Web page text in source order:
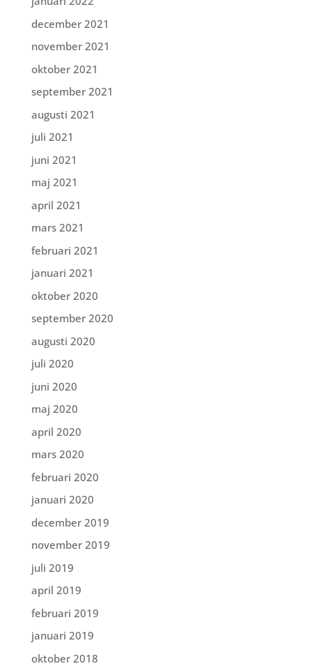
december 2021
november 2021
oktober 2021
september 2021
augusti 2021
juli 2021
juni 2021
maj 2021
april 2021
mars 2021
februari 2021
januari 2021
oktober 2020
september 2020
augusti 2020
juli 2020
juni 2020
maj 2020
april 2020
mars 2020
februari 2020
januari 2020
december 2019
november 2019
juli 2019
april 2019
februari 2019
januari 2019
oktober 2018